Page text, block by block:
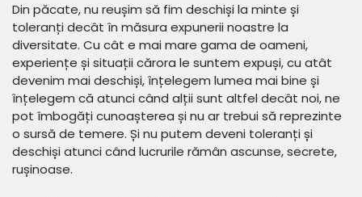
Din păcate, nu reușim să fim deschiși la minte și
toleranți decât în măsura expunerii noastre la
diversitate. Cu cât e mai mare gama de oameni,
experiențe și situații cărora le suntem expuși, cu atât
devenim mai deschiși, înțelegem lumea mai bine și
înțelegem că atunci când alții sunt altfel decât noi, ne
pot îmbogăți cunoașterea și nu ar trebui să reprezinte
o sursă de temere. Și nu putem deveni toleranți și
deschiși atunci când lucrurile rămân ascunse, secrete,
rușinoase.